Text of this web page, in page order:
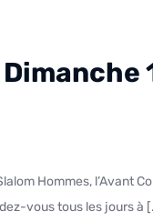
vous tous les jours à